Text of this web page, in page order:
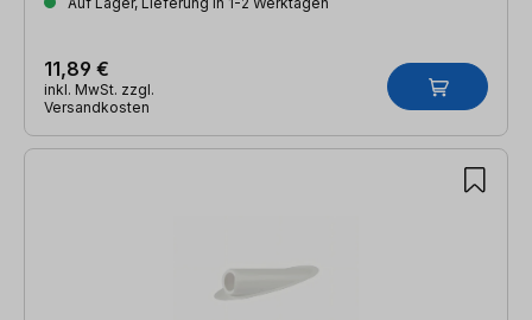
11,89 €
inkl. MwSt. zzgl.
Versandkosten